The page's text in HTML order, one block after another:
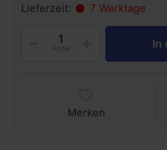
Lieferzeit: 7 Werktage
Rolle In
Merken